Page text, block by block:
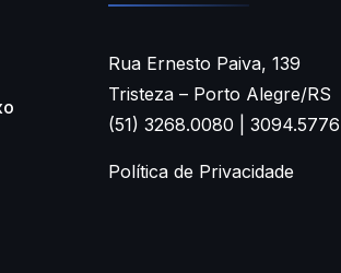
Rua Ernesto Paiva, 139
Tristeza – Porto Alegre/RS
(51) 3268.0080 | 3094.5776
Política de Privacidade